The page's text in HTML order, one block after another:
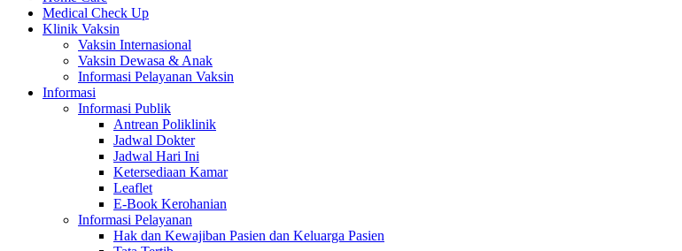
Medical Check Up
Klinik Vaksin
Vaksin Internasional
Vaksin Dewasa & Anak
Informasi Pelayanan Vaksin
Informasi
Informasi Publik
Antrean Poliklinik
Jadwal Dokter
Jadwal Hari Ini
Ketersediaan Kamar
Leaflet
E-Book Kerohanian
Informasi Pelayanan
Hak dan Kewajiban Pasien dan Keluarga Pasien